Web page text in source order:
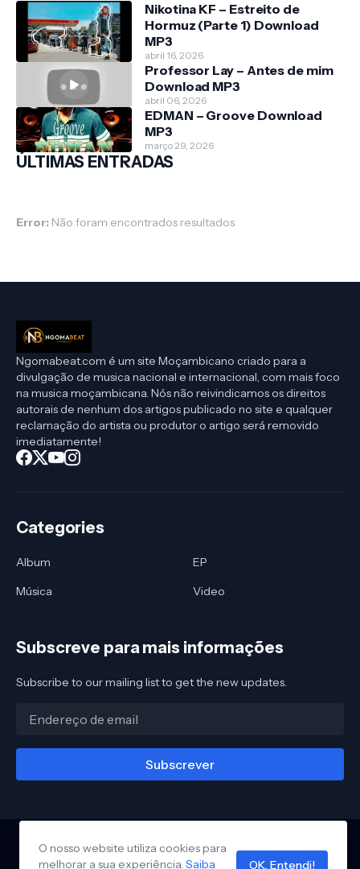
Nikotina KF – Estreito de
Hormuz (Parte 1) Download
MP3
abril 16, 2026
Professor Lay – Antes de mim
Download MP3
abril 06, 2026
EDMAN – Groove Download
MP3
março 29, 2026
ÚLTIMAS ENTRADAS
Error: Não foram encontrados resultados
Ngomabeat.com é um site Moçambicano criado para a
divulgação de musica nacional e internacional, com mais foco
na musica moçambicana. Nós não reivindicamos os direitos
autorais de nenhum dos artigos publicado no site e qualquer
reclamação do artista ou produtor o artigo será removido
imediatamente!
Categories
Album
EP
Música
Video
Subscreve para mais informações
Subscribe to our mailing list to get the new updates.
Página Inicial Sobre-nósPrivacidade Contacte-nos
O nosso website utiliza cookies para
melhorar a sua experiência. Saiba OK, Entendi!